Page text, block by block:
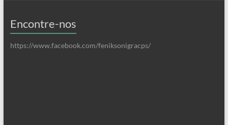
Encontre-nos
https://www.facebook.com/feniksonigracps/